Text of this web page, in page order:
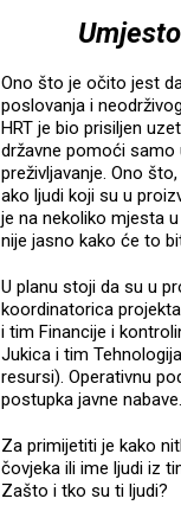
Ono što je očito jest
poslovanja i
HRT je bio prisiljen
državne pomoći samo
preživljavanje. Ono
ako ljudi koji su u
je na nekoliko mjesta
nije jasno kako će to
U planu stoji da su u
koordinatorica
i tim Financije i
Jukica i tim
resursi). Operativnu
postupka javne nabave.
Za primijetiti je kako
čovjeka ili ime ljudi iz
Zašto i tko su ti ljudi?